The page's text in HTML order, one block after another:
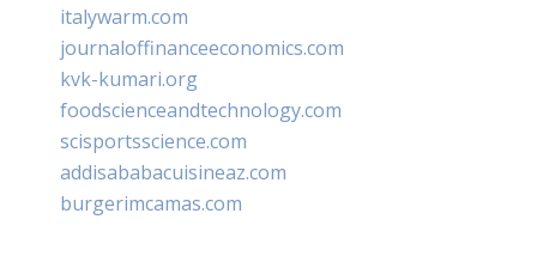
italywarm.com
journaloffinanceeconomics.com
kvk-kumari.org
foodscienceandtechnology.com
scisportsscience.com
addisababacuisineaz.com
burgerimcamas.com